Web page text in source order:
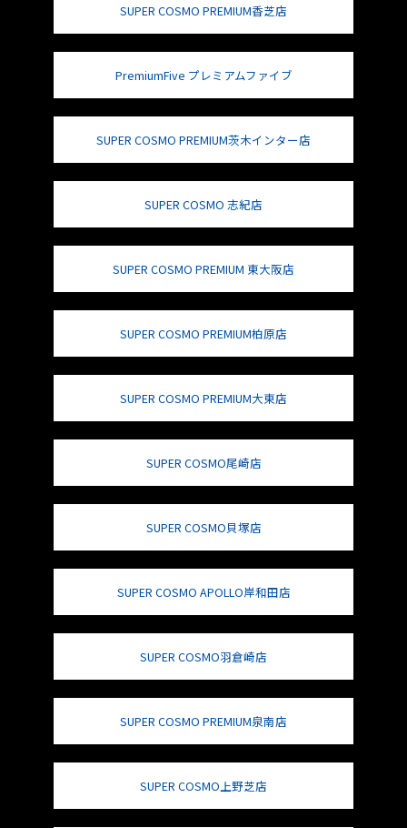
SUPER COSMO PREMIUM香芝店
PremiumFive プレミアムファイブ
SUPER COSMO PREMIUM茨木インター店
SUPER COSMO 志紀店
SUPER COSMO PREMIUM 東大阪店
SUPER COSMO PREMIUM柏原店
SUPER COSMO PREMIUM大東店
SUPER COSMO尾崎店
SUPER COSMO貝塚店
SUPER COSMO APOLLO岸和田店
SUPER COSMO羽倉崎店
SUPER COSMO PREMIUM泉南店
SUPER COSMO上野芝店